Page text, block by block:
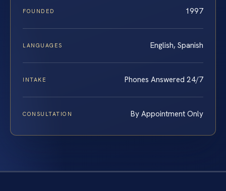
FOUNDED 1997
LANGUAGES English, Spanish
INTAKE Phones Answered 24/7
CONSULTATION By Appointment Only